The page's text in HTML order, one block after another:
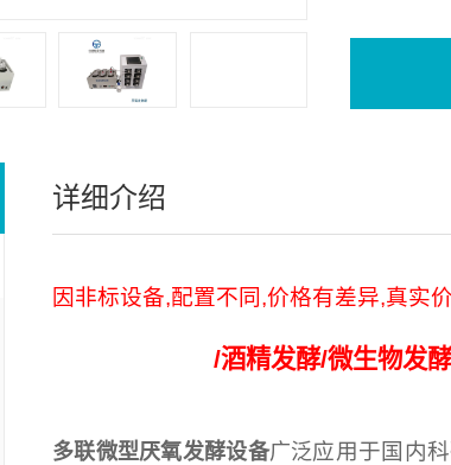
详细介绍
因非标设备,配置不同,价格有差异,真实
/酒精发酵/微生物发
多联微型厌氧发酵设备广泛应用于国内